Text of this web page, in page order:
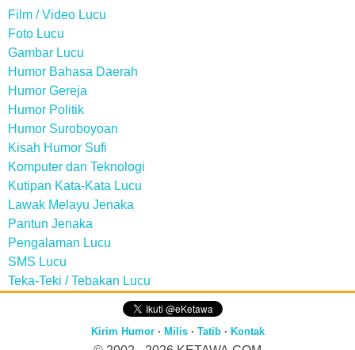
Film / Video Lucu
Foto Lucu
Gambar Lucu
Humor Bahasa Daerah
Humor Gereja
Humor Politik
Humor Suroboyoan
Kisah Humor Sufi
Komputer dan Teknologi
Kutipan Kata-Kata Lucu
Lawak Melayu Jenaka
Pantun Jenaka
Pengalaman Lucu
SMS Lucu
Teka-Teki / Tebakan Lucu
Kirim Humor· Milis· Tatib· Kontak